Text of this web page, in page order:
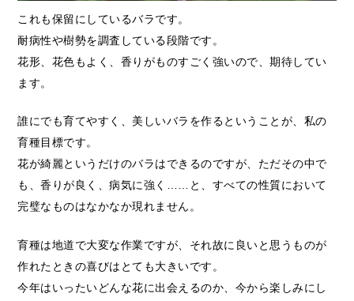
これも保留にしているバラです。
耐病性や樹勢を調査している段階です。
花形、花色もよく、香りがものすごく強いので、期待してい
ます。
誰にでも育てやすく、美しいバラを作るということが、私の
育種目標です。
花が綺麗というだけのバラはできるのですが、ただその中で
も、香りが良く、病気に強く……と、すべての性質において
完璧なものはなかなか現れません。
育種は地道で大変な作業ですが、それ故に良いと思うものが
作れたときの喜びはとても大きいです。
今年はいったいどんな花に出会えるのか、今から楽しみにし